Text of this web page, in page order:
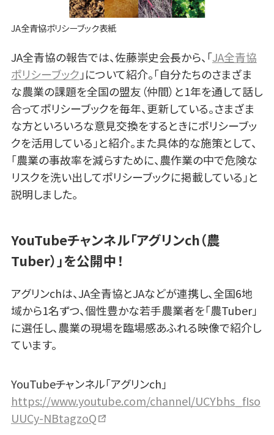
JA全青協ポリシーブック表紙
JA全青協の報告では、佐藤崇史会長から、「JA全青協
ポリシーブック 」について紹介。「自分たちのさまざま
な農業の課題を全国の盟友（仲間）と1年を通して話し
合ってポリシーブックを毎年、更新している。さまざま
な方といろいろな意見交換をするときにポリシーブッ
クを活用している」と紹介。また具体的な施策として、
「農業の事故率を減らすために、農作業の中で危険な
リスクを洗い出してポリシーブックに掲載している」と
説明しました。
YouTubeチャンネル「アグリンch（農
Tuber）」を公開中！
アグリンchは、JA全青協とJAなどが連携し、全国6地
域から1名ずつ、個性豊かな若手農業者を「農Tuber」
に選任し、農業の現場を臨場感あふれる映像で紹介し
ています。
YouTubeチャンネル「アグリンch」
https://www.youtube.com/channel/UCYbhs_fIso
UUCy-NBtagzoQ